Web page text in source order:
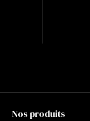
Nos produits